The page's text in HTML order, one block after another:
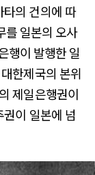
의 건의에 따
를 일본의 오사
행이 발행한 일
한제국의 본위
제일은행권이
이 일본에 넘